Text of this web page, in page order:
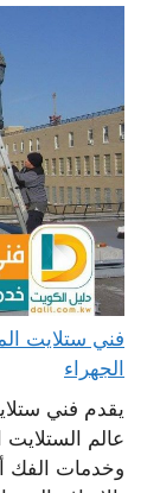
الجهراء
يقدم فني
عالم
وخدمات الفك